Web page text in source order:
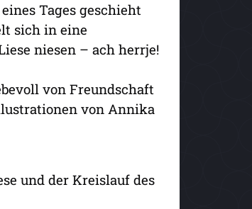
Tages geschieht
sich in eine
niesen – ach herrje!
von Freundschaft
von Annika
und der Kreislauf des